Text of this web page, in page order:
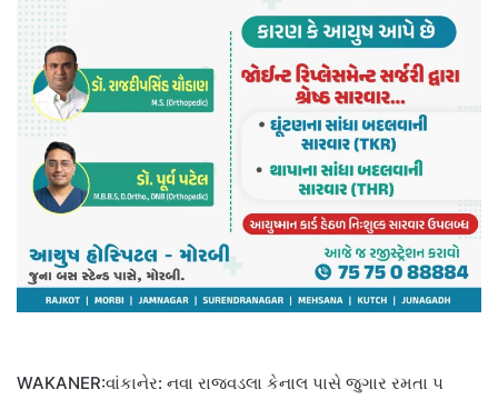
WAKANER:વાંકાનેર: નવા રાજવડલા કેનાલ પાસે જુગાર રમતા ૫